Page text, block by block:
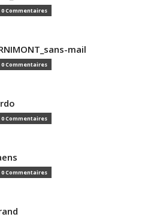
0 Commentaires
mail
0 Commentaires
0 Commentaires
0 Commentaires